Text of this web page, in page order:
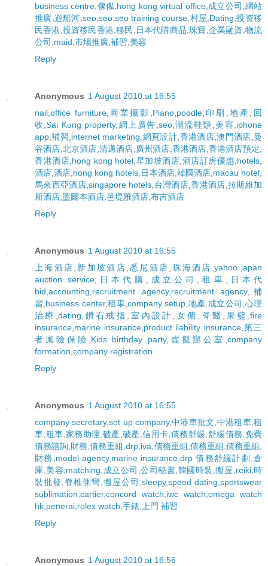
business centre,傢俬,hong kong virtual office,成立公司 ,網站
推廣,遊船河,seo,seo,seo training course,村屋,Dating,投资移
民香港,投資移民香港,移民,日本代購商品,珠寶,企業融資,物流
公司 ,maid,市場推廣,補習,美容
Reply
Anonymous 1 August 2010 at 16:55
nail,office furniture,商業攝影 ,Piano,poodle, 印刷 ,地產, 回
收,Sai Kung property,網上廣告,seo,潮流鞋類,美容,iphone
app,補習,internet marketing,網頁設計,香港酒店,澳門酒店,曼
谷酒店,北京酒店,清邁酒店,廣州酒店,香港酒店,香港酒店預定,
香港酒店,hong kong hotel,星加坡酒店,酒店訂房優惠,hotels,
酒店,酒店,hong kong hotels,日本酒店,韓國酒店,macau hotel,
馬來西亞酒店,singapore hotels,台灣酒店,香港酒店,拉斯維加
斯酒店,墨爾本酒店,芭堤雅酒店,布吉酒店
Reply
Anonymous 1 August 2010 at 16:55
上海酒店, 新加坡酒店,悉尼酒店, 珠海酒店 ,yahoo japan
auction service, 日本代購 , 成立公司 , 租車 , 日本代
bid,accounting,recruitment agency,recruitment agency, 補
習,business center,租車,company setup,地產,成立公司 ,心理
治療 ,dating, 鑽石戒指 , 室內設計 , 女傭 , 脊醫 , 果籃 ,fire
insurance,marine insurance,product liability insurance,第三
者風險保險 ,Kids birthday party, 虛擬辦公室 ,company
formation,company registration
Reply
Anonymous 1 August 2010 at 16:55
company secretary,set up company,中港車批文,中港租車,租
車,租車,家務助理,破產,破產,信用卡,債務舒緩,舒緩債務,免費
債務諮詢,財務,債務重組,drp,iva,債務重組,債務重組,債務重組,
財務 ,model agency,marine insurance,drp 債務舒緩計劃 ,倉
庫,美容,matching,成立公司 ,公司秘書,韓國時裝,搬屋,reiki,時
裝批發,脊椎側彎,搬屋公司 ,sleepy,speed dating,sportswear
sublimation,cartier,concord watch,iwc watch,omega watch
hk,penerai,rolex watch,手錶,上門 補習
Reply
Anonymous 1 August 2010 at 16:56